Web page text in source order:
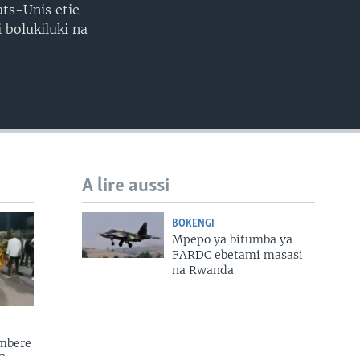
Unis etie
bolukiluki na
A lire aussi
BOKENGI
Mpepo ya bitumba ya
FARDC ebetami masasi
na Rwanda